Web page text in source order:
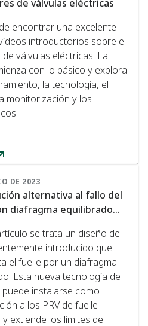
de válvulas eléctricas
encontrar una excelente
introductorios sobre el
válvulas eléctricas. La
con lo básico y explora
la tecnología, el
monitorización y los
DE 2023
alternativa al fallo del
diafragma equilibrado...
se trata un diseño de
introducido que
el fuelle por un diafragma
Esta nueva tecnología de
puede instalarse como
a los PRV de fuelle
y extiende los límites de